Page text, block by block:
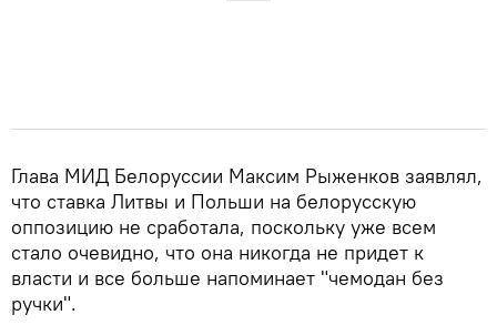
Глава МИД Белоруссии Максим Рыженков заявлял,
что ставка Литвы и Польши на белорусскую
оппозицию не сработала, поскольку уже всем
стало очевидно, что она никогда не придет к
власти и все больше напоминает "чемодан без
ручки".